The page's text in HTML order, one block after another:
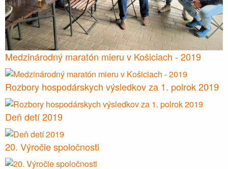
Medzinárodný maratón mieru v Košiciach - 2019
Rozbory hospodárskych výsledkov za 1. polrok 2019
Deň detí 2019
20. Výročie spoločnosti